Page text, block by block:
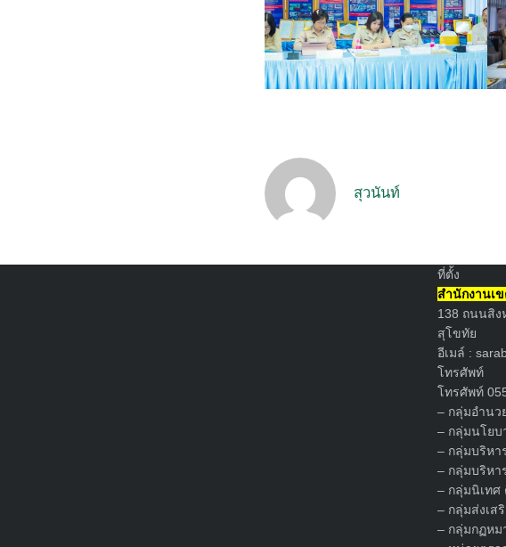
Search
for:
สุวนันท์
ที่ตั้ง
สำนักงานเ
138 ถนนสิง
สุโขทัย
อีเมล์ :
โทรศัพท์
โทรศัพท์
– กลุ่มอำนว
– กลุ่มนโยบ
– กลุ่มบริหา
– กลุ่มบริหา
– กลุ่มนิเทศ
– กลุ่มส่งเส
– กลุ่มกฏหม